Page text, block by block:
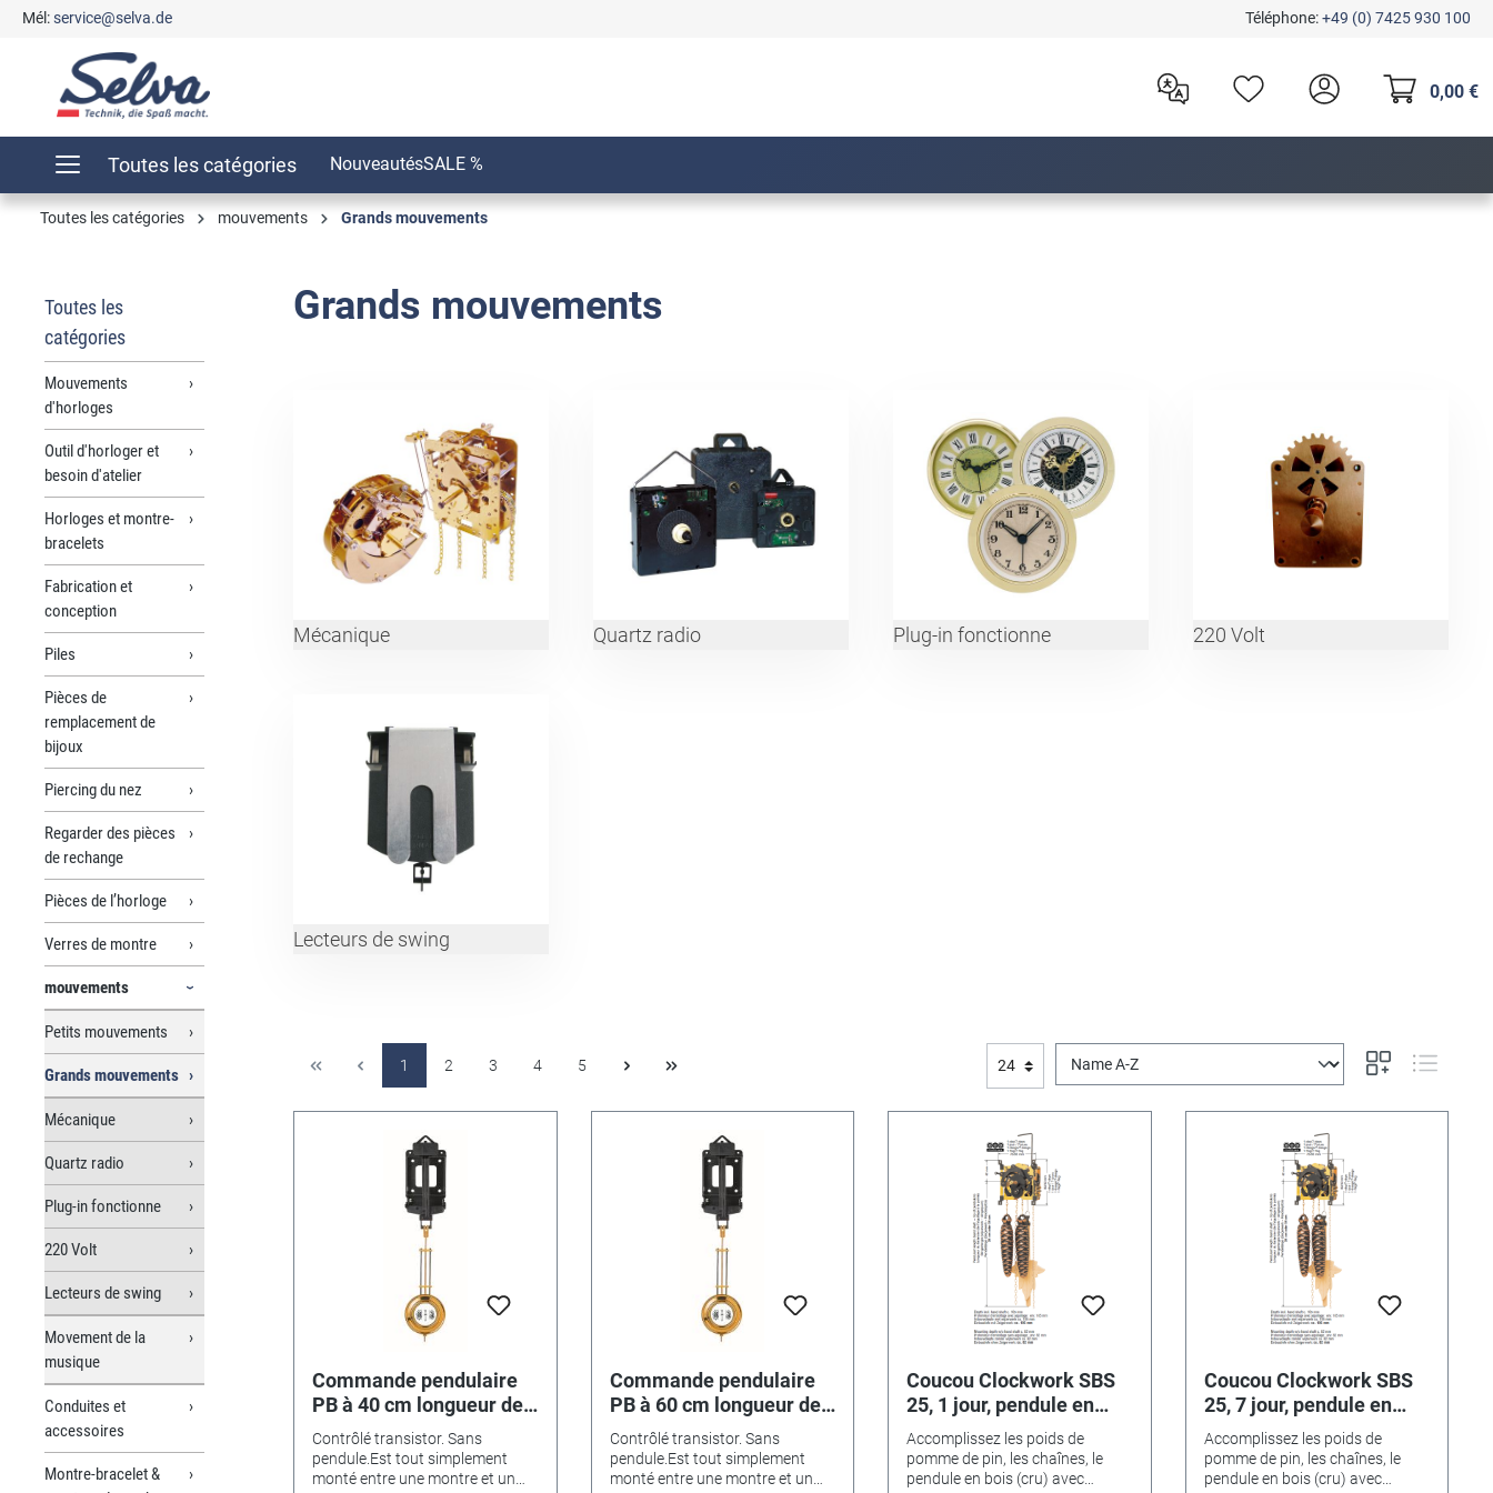
Passer à la navigation principale
Mél:service@selva.de Téléphone:+49 (0) 7425 930 100
0,00 €
Toutes les catégories NouveautésSALE %
Toutes les catégories mouvements Grands mouvements
Toutes les
catégories
Mouvements
d'horloges
Outil d'horloger et
besoin d'atelier
Horloges et montre-
bracelets
Fabrication et
conception
Piles
Pièces de
remplacement de
bijoux
Piercing du nez
Regarder des pièces
de rechange
Pièces de l’horloge
Verres de montre
mouvements
Petits mouvements
Grands mouvements
Mécanique
Quartz radio
Plug-in fonctionne
220 Volt
Lecteurs de swing
Movement de la
musique
Conduites et
accessoires
Montre-bracelet &
Grands mouvements
Mécanique Quartz radio Plug-in fonctionne 220 Volt
Lecteurs de swing
1 2 3 4 5
Commande pendulaire
PB à 40 cm longueur de
pendule
Contrôlé transistor. Sans
pendule.Est tout simplement
monté entre une montre et un
Commande pendulaire
PB à 60 cm longueur de
pendule
Contrôlé transistor. Sans
pendule.Est tout simplement
monté entre une montre et un
Coucou Clockwork SBS
25, 1 jour, pendule en
bois 24 cm, poids en
pomme de pin, chaîne,
ressort de gong
Accomplissez les poids de
pomme de pin, les chaînes, le
pendule en bois (cru) avec
Coucou Clockwork SBS
25, 7 jour, pendule en
bois 24 cm, poids en
pomme de pin, chaîne,
ressort de gong
Accomplissez les poids de
pomme de pin, les chaînes, le
pendule en bois (cru) avec